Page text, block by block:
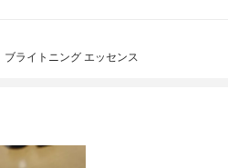
ライトニング エッセンス